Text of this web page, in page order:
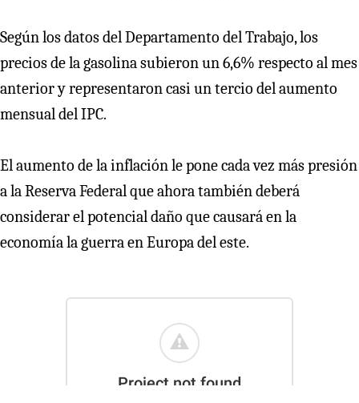
Según los datos del Departamento del Trabajo, los
precios de la gasolina subieron un 6,6% respecto al mes
anterior y representaron casi un tercio del aumento
mensual del IPC.
El aumento de la inflación le pone cada vez más presión
a la Reserva Federal que ahora también deberá
considerar el potencial daño que causará en la
economía la guerra en Europa del este.